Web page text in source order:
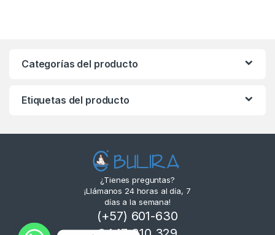
Categorías del producto
Etiquetas del producto
¿Tienes preguntas?
¡Llámanos 24 horas al día, 7
días a la semana!
(+57) 601-630